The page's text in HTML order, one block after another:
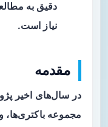
دقیق به
نیاز است.
مقدمه
در سال‌های اخیر
مجموعه باکتری‌ها،